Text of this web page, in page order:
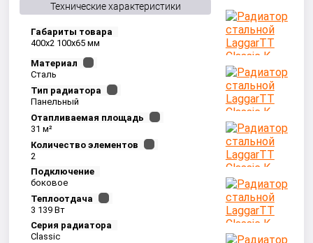
Технические характеристики
Габариты товара
400x2 100x65 мм
Материал
Сталь
Тип радиатора
Панельный
Отапливаемая площадь
31 м²
Количество элементов
2
Подключение
боковое
Теплоотдача
3 139 Вт
Серия радиатора
Classic